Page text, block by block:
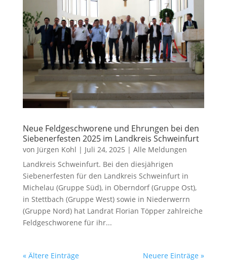
Neue Feldgeschworene und Ehrungen bei den
Siebenerfesten 2025 im Landkreis Schweinfurt
von Jürgen Kohl | Juli 24, 2025 | Alle Meldungen
Landkreis Schweinfurt. Bei den diesjährigen
Siebenerfesten für den Landkreis Schweinfurt in
Michelau (Gruppe Süd), in Oberndorf (Gruppe Ost),
in Stettbach (Gruppe West) sowie in Niederwerrn
(Gruppe Nord) hat Landrat Florian Töpper zahlreiche
Feldgeschworene für ihr...
« Ältere Einträge Neuere Einträge »